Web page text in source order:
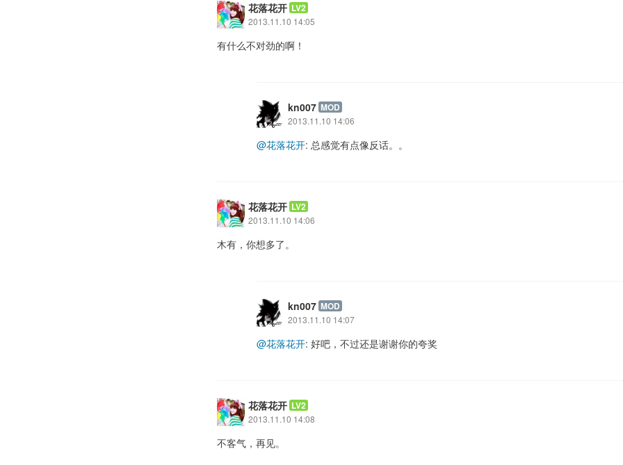
花落花开 LV2
2013.11.10 14:05
有什么不对劲的啊！
kn007 MOD
2013.11.10 14:06
@花落花开: 总感觉有点像反话。。
花落花开 LV2
2013.11.10 14:06
木有，你想多了。
kn007 MOD
2013.11.10 14:07
@花落花开: 好吧，不过还是谢谢你的夸奖
花落花开 LV2
2013.11.10 14:08
不客气，再见。